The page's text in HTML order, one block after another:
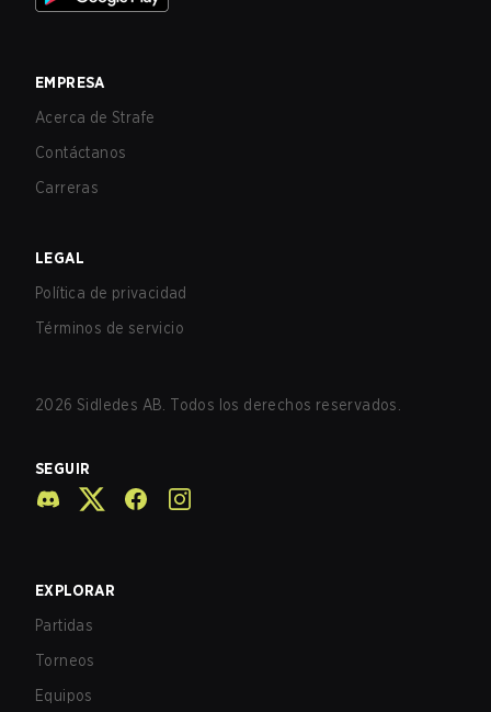
EMPRESA
Acerca de Strafe
Contáctanos
Carreras
LEGAL
Política de privacidad
Términos de servicio
2026 Sidledes AB. Todos los derechos reservados.
SEGUIR
EXPLORAR
Partidas
Torneos
Equipos